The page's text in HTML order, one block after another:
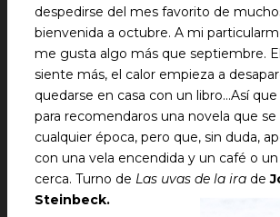
despedirse del mes favorito de
bienvenida a octubre. A mi
me gusta algo más que septiembre.
siente más, el calor empieza a
quedarse en casa con un libro…Así
para recomendaros una novela que
cualquier época, pero que, sin duda,
con una vela encendida y un café o
cerca. Turno de Las uvas de la ira de
Steinbeck.